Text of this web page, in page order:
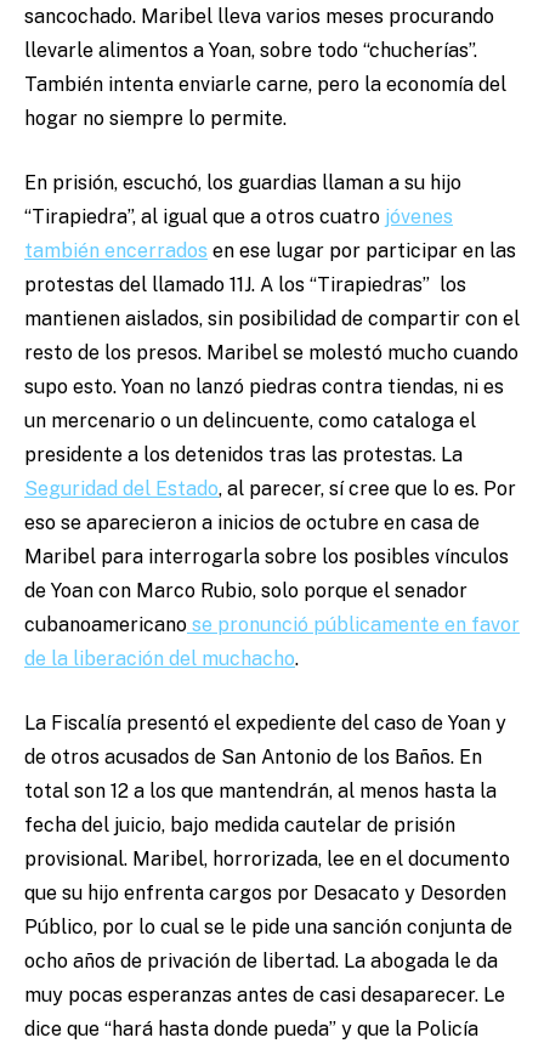
sancochado. Maribel lleva varios meses procurando
llevarle alimentos a Yoan, sobre todo “chucherías”.
También intenta enviarle carne, pero la economía del
hogar no siempre lo permite.
En prisión, escuchó, los guardias llaman a su hijo
“Tirapiedra”, al igual que a otros cuatro jóvenes
también encerrados en ese lugar por participar en las
protestas del llamado 11J. A los “Tirapiedras” los
mantienen aislados, sin posibilidad de compartir con el
resto de los presos. Maribel se molestó mucho cuando
supo esto. Yoan no lanzó piedras contra tiendas, ni es
un mercenario o un delincuente, como cataloga el
presidente a los detenidos tras las protestas. La
Seguridad del Estado, al parecer, sí cree que lo es. Por
eso se aparecieron a inicios de octubre en casa de
Maribel para interrogarla sobre los posibles vínculos
de Yoan con Marco Rubio, solo porque el senador
cubanoamericano se pronunció públicamente en favor
de la liberación del muchacho.
La Fiscalía presentó el expediente del caso de Yoan y
de otros acusados de San Antonio de los Baños. En
total son 12 a los que mantendrán, al menos hasta la
fecha del juicio, bajo medida cautelar de prisión
provisional. Maribel, horrorizada, lee en el documento
que su hijo enfrenta cargos por Desacato y Desorden
Público, por lo cual se le pide una sanción conjunta de
ocho años de privación de libertad. La abogada le da
muy pocas esperanzas antes de casi desaparecer. Le
dice que “hará hasta donde pueda” y que la Policía